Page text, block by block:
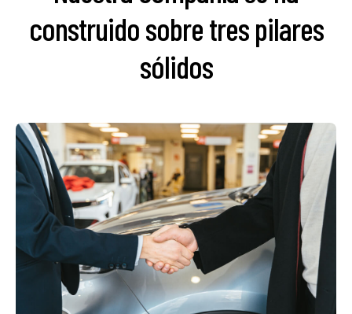
construido sobre tres pilares
sólidos